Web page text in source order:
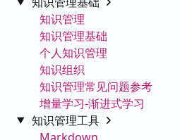
知识管理
知识管理基础
个人知识管理
知识组织
知识管理常见问题参考
增量学习-渐进式学习
知识管理工具
Markdown